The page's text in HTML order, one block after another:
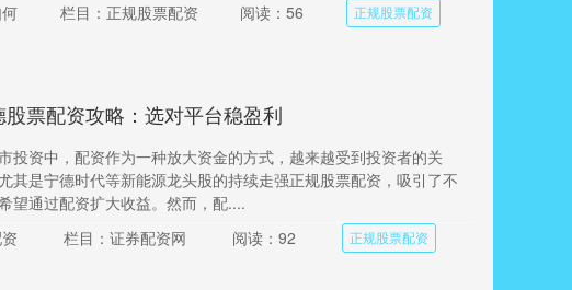
栏目：正规股票配资 阅读：56 正规股票配资
股票配资攻略：选对平台稳盈利
投资中，配资作为一种放大资金的方式，越来越受到投资者的关
其是宁德时代等新能源龙头股的持续走强正规股票配资，吸引了不
望通过配资扩大收益。然而，配....
栏目：证券配资网 阅读：92 正规股票配资